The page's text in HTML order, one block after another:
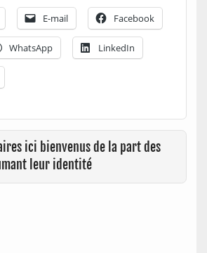
E-mail Facebook
WhatsApp LinkedIn
ici bienvenus de la part des
leur identité